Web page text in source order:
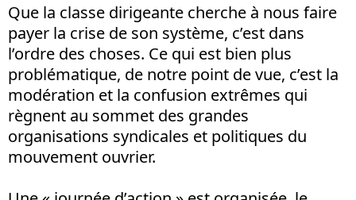
Que la classe dirigeante cherche à nous faire
payer la crise de son système, c’est dans
l’ordre des choses. Ce qui est bien plus
problématique, de notre point de vue, c’est la
modération et la confusion extrêmes qui
règnent au sommet des grandes
organisations syndicales et politiques du
mouvement ouvrier.